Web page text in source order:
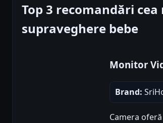
Top 3 recomandări
supraveghere bebe
Monitor
Brand:
Camera